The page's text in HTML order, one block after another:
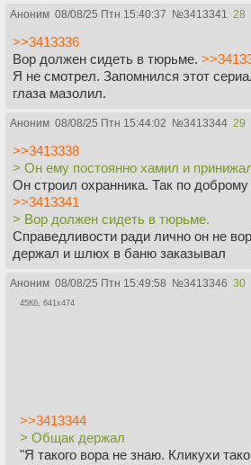
Аноним 08/08/25 Птн 15:40:37 №3413341 28
>>3413336
Вор должен сидеть в тюрьме.
Я не смотрел. Запомнился этот
глаза мазолил.
Аноним 08/08/25 Птн 15:44:02 №3413344 29
>>3413338
> Он ему постоянно хамил и
Он строил охранника. Так по
>>3413341
> Вор должен сидеть в тюрьме.
Справедливости ради лично он не
держал и шлюх в баню заказывал
Аноним 08/08/25 Птн 15:49:58 №3413346 30
45Кб, 641x474
>>3413344
> Общак держал
"Я такого вора не знаю. Кликухи